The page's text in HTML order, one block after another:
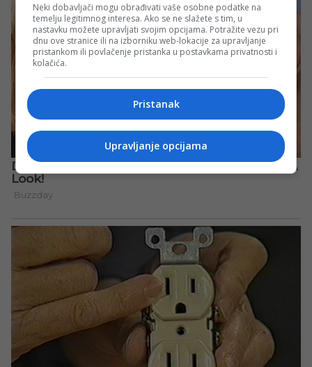
Neki dobavljači mogu obrađivati vaše osobne podatke na
temelju legitimnog interesa. Ako se ne slažete s tim, u
nastavku možete upravljati svojim opcijama. Potražite vezu pri
dnu ove stranice ili na izborniku web-lokacije za upravljanje
pristankom ili povlačenje pristanka u postavkama privatnosti i
kolačića.
Pristanak
Upravljanje opcijama